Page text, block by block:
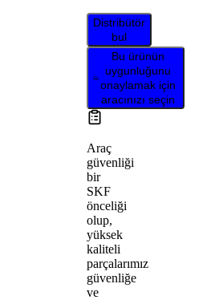
Distribütör
bul
Bu ürünün
uygunluğunu
onaylamak için
aracınızı seçin
Araç
güvenliği
bir
SKF
önceliği
olup,
yüksek
kaliteli
parçalarımız
güvenliğe
ve